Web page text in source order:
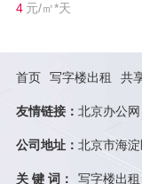
4 元/㎡*天
首页 写字楼出租 共
友情链接： 北京办公网
公司地址： 北京市海
关 键 词： 写字楼出租